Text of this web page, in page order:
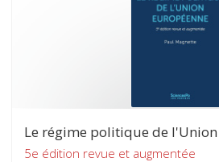
Le régime politique de
5e édition revue et augmentée